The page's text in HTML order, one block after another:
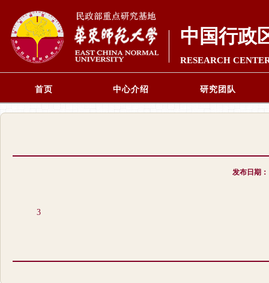
中国行政
RESEARCH
首页 中心介绍 研究团队
发布日期
3